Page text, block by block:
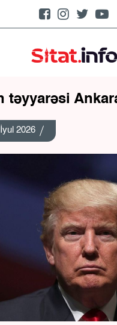
təyyarəsi
2026